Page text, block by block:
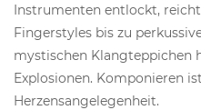
Instrumenten entlockt,
Fingerstyles bis zu
mystischen Klangteppichen
Explosionen. Komponieren
Herzensangelegenheit.